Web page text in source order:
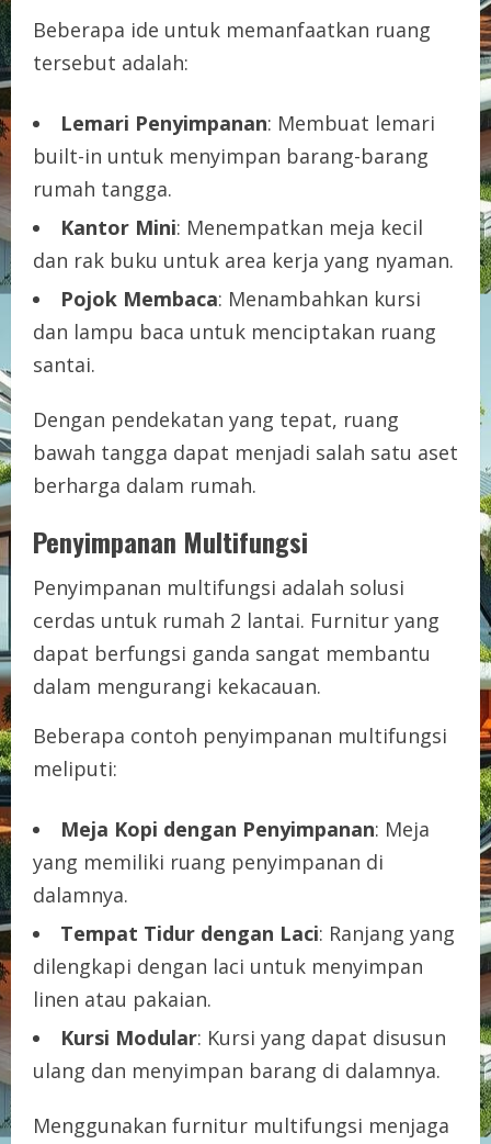
Beberapa ide untuk memanfaatkan ruang
tersebut adalah:
Lemari Penyimpanan: Membuat lemari
built-in untuk menyimpan barang-barang
rumah tangga.
Kantor Mini: Menempatkan meja kecil
dan rak buku untuk area kerja yang nyaman.
Pojok Membaca: Menambahkan kursi
dan lampu baca untuk menciptakan ruang
santai.
Dengan pendekatan yang tepat, ruang
bawah tangga dapat menjadi salah satu aset
berharga dalam rumah.
Penyimpanan Multifungsi
Penyimpanan multifungsi adalah solusi
cerdas untuk rumah 2 lantai. Furnitur yang
dapat berfungsi ganda sangat membantu
dalam mengurangi kekacauan.
Beberapa contoh penyimpanan multifungsi
meliputi:
Meja Kopi dengan Penyimpanan: Meja
yang memiliki ruang penyimpanan di
dalamnya.
Tempat Tidur dengan Laci: Ranjang yang
dilengkapi dengan laci untuk menyimpan
linen atau pakaian.
Kursi Modular: Kursi yang dapat disusun
ulang dan menyimpan barang di dalamnya.
Menggunakan furnitur multifungsi menjaga